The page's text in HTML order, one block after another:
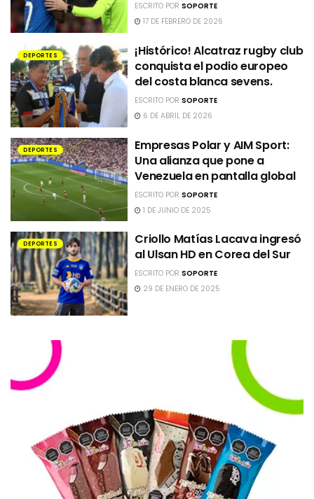
ESCRITO PORSOPORTE
17 DE FEBRERO DE 2026
DEPORTES
¡Histórico! Alcatraz rugby club
conquista el podio europeo
del costa blanca sevens.
ESCRITO PORSOPORTE
6 DE ABRIL DE 2026
DEPORTES
Empresas Polar y AIM Sport:
Una alianza que pone a
Venezuela en pantalla global
ESCRITO PORSOPORTE
1 DE JUNIO DE 2025
DEPORTES
Criollo Matías Lacava ingresó
al Ulsan HD en Corea del Sur
ESCRITO PORSOPORTE
29 DE ENERO DE 2025